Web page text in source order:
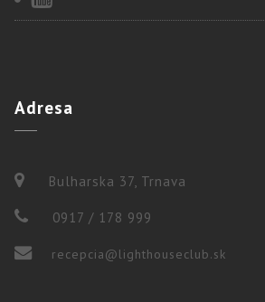
Adresa
Bulharska 37, Trnava
0917 / 178 999
recepcia@lighthouseclub.sk